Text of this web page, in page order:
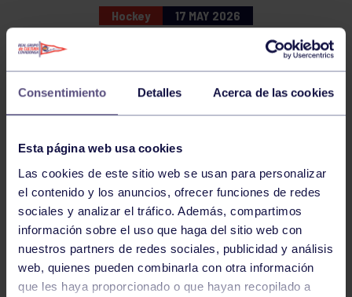
Consentimiento Detalles Acerca de las cookies
Esta página web usa cookies
Las cookies de este sitio web se usan para personalizar
el contenido y los anuncios, ofrecer funciones de redes
sociales y analizar el tráfico. Además, compartimos
información sobre el uso que haga del sitio web con
nuestros partners de redes sociales, publicidad y análisis
web, quienes pueden combinarla con otra información
que les haya proporcionado o que hayan recopilado a
Hockey 17 MAY 2026
NOTICIAS RELACIONADAS
Hockey 28 Jul 2026